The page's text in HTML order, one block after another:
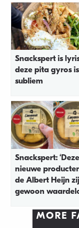
Snackspert is
deze pita gyros
subliem
Snackspert: ‘Deze
nieuwe
de Albert Heijn
gewoon
MORE